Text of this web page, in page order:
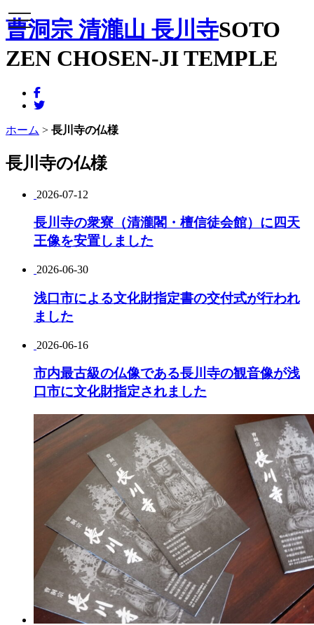
曹洞宗 清瀧山 長川寺SOTO
ZEN CHOSEN-JI TEMPLE
メニュー
ホーム > 長川寺の仏様
長川寺の仏様
2026-07-12
長川寺の衆寮（清瀧閣・檀信徒会館）に四天
王像を安置しました
2026-06-30
浅口市による文化財指定書の交付式が行われ
ました
2026-06-16
市内最古級の仏像である長川寺の観音像が浅
口市に文化財指定されました